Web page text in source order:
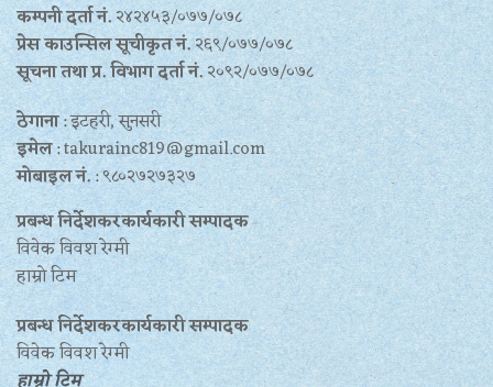
कम्पनी दर्ता नं.२४२४५३/०७७/०७८
प्रेस काउन्सिल सूचीकृत नं.२६९/०७७/०७८
सूचना तथा प्र‍. विभाग दर्ता नं.२०९२/०७७/०७८
ठेगाना: इटहरी, सुनसरी
इमेल: takurainc819@gmail.com
मोबाइल नं.: ९८०२७२७३२७
प्रबन्ध निर्देशकरकार्यकारी सम्पादक
विवेक विवश रेग्मी
हाम्रो टिम
प्रबन्ध निर्देशकरकार्यकारी सम्पादक
विवेक विवश रेग्मी